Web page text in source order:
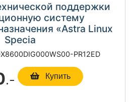
поддержки
систему
«Astra Linux
Specia
PR12ED
.- Купить